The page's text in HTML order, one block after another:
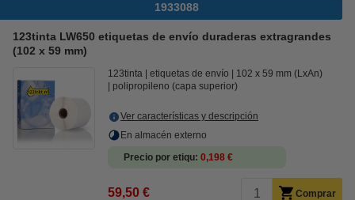
1933088
123tinta LW650 etiquetas de envío duraderas extragrandes
(102 x 59 mm)
123tinta etiquetas de envío
102 x 59 mm (LxAn)
polipropileno (capa superior)
Ver características y descripción
En almacén externo
Precio por etiqu 0,198 €
59,50 € Comprar